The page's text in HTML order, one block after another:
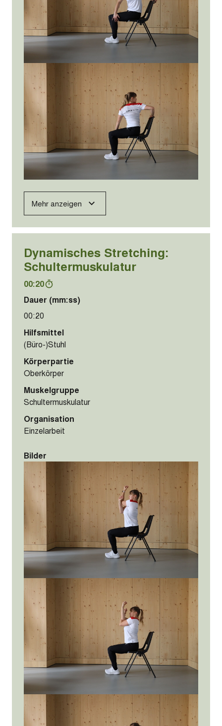
Mehr anzeigen
Dynamisches Stretching:
Schultermuskulatur
00:20
Dauer (mm:ss)
00:20
Hilfsmittel
(Büro-)Stuhl
Körperpartie
Oberkörper
Muskelgruppe
Schultermuskulatur
Organisation
Einzelarbeit
Bilder